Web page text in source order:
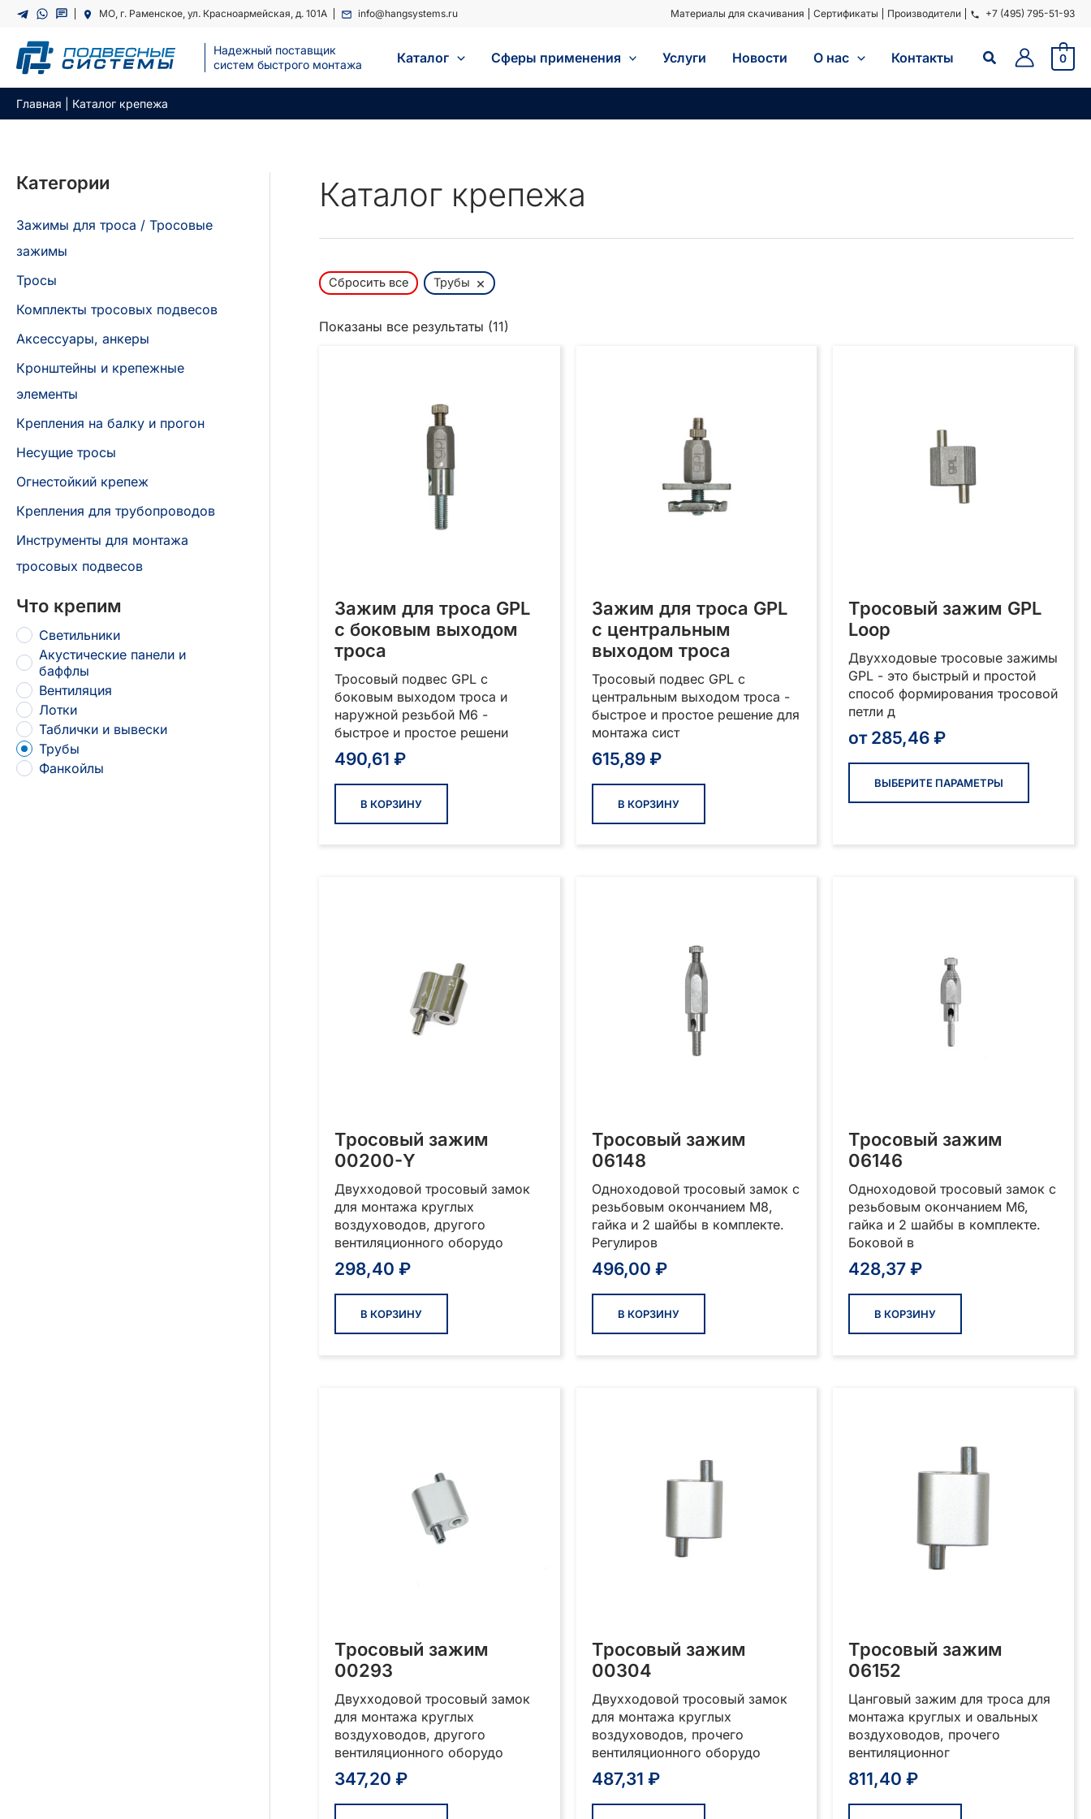
Перейти
содержимому
МО, г. Раменское, ул. Красноармейская, д. 101А info@hangsystems.ru Материалы для скачивания Сертификаты Производители +7 (495) 795-51-93
Надежный поставщик
cистем быстрого монтажа
Каталог Сферы применения Услуги Новости O нас Контакты Поиск 0
Главная Каталог крепежа
Категории
Зажимы для троса / Тросовые
зажимы
Тросы
Комплекты тросовых подвесов
Аксессуары, анкеры
Кронштейны и крепежные
элементы
Крепления на балку и прогон
Несущие тросы
Огнестойкий крепеж
Крепления для трубопроводов
Инструменты для монтажа
тросовых подвесов
Что крепим
Светильники
Акустические панели и
баффлы
Вентиляция
Лотки
Таблички и вывески
Трубы
Фанкойлы
Каталог крепежа
Сбросить все Трубы ×
Показаны все результаты (11)Сортировка:
Зажим для троса GPL
с боковым выходом
троса
Тросовый подвес GPL с
боковым выходом троса и
наружной резьбой М6 -
быстрое и простое решени
490,61₽
В КОРЗИНУ
Зажим для троса GPL
с центральным
выходом троса
Тросовый подвес GPL с
центральным выходом троса -
быстрое и простое решение для
монтажа сист
615,89 ₽
В КОРЗИНУ
Тросовый зажим GPL
Loop
Двухходовые тросовые зажимы
GPL - это быстрый и простой
способ формирования тросовой
петли д
от 285,46₽
ВЫБЕРИТЕ ПАРАМЕТРЫ
Этот
имеет
Тросовый зажим
00200-Y
Двухходовой тросовый замок
для монтажа круглых
воздуховодов, другого
вентиляционного оборудо
298,40₽
В КОРЗИНУ
Тросовый зажим
06148
Одноходовой тросовый замок с
резьбовым окончанием М8,
гайка и 2 шайбы в комплекте.
Регулиров
496,00 ₽
В КОРЗИНУ
Тросовый зажим
06146
Одноходовой тросовый замок с
резьбовым окончанием М6,
гайка и 2 шайбы в комплекте.
Боковой в
428,37₽
В КОРЗИНУ
Тросовый зажим
00293
Двухходовой тросовый замок
для монтажа круглых
воздуховодов, другого
вентиляционного оборудо
347,20₽
Тросовый зажим
00304
Двухходовой тросовый замок
для монтажа круглых
воздуховодов, прочего
вентиляционного оборудо
487,31 ₽
Тросовый зажим
06152
Цанговый зажим для троса для
монтажа круглых и овальных
воздуховодов, прочего
вентиляционног
811,40₽